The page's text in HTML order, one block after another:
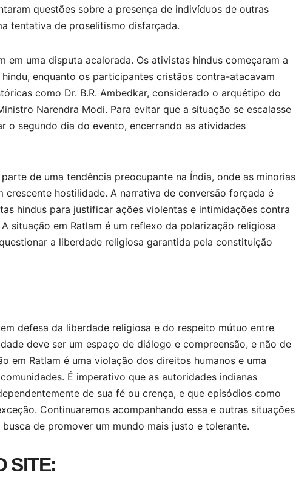
questões sobre a presença de indivíduos de outras
tentativa de proselitismo disfarçada.
uma disputa acalorada. Os ativistas hindus começaram a
enquanto os participantes cristãos contra-atacavam
como Dr. B.R. Ambedkar, considerado o arquétipo do
Narendra Modi. Para evitar que a situação se escalasse
o segundo dia do evento, encerrando as atividades
de uma tendência preocupante na Índia, onde as minorias
crescente hostilidade. A narrativa de conversão forçada é
hindus para justificar ações violentas e intimidações contra
situação em Ratlam é um reflexo da polarização religiosa
a liberdade religiosa garantida pela constituição
defesa da liberdade religiosa e do respeito mútuo entre
deve ser um espaço de diálogo e compreensão, e não de
em Ratlam é uma violação dos direitos humanos e uma
É imperativo que as autoridades indianas
de sua fé ou crença, e que episódios como
Continuaremos acompanhando essa e outras situações
de promover um mundo mais justo e tolerante.
SITE: